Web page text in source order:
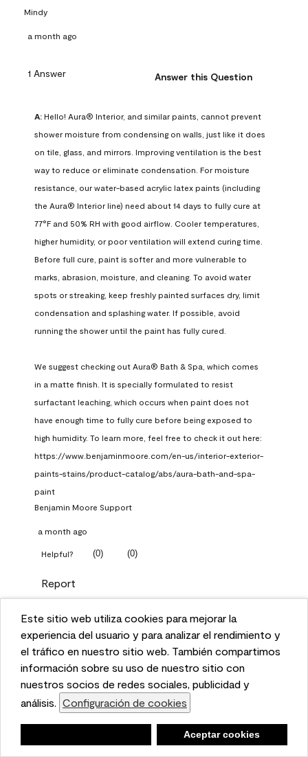
This website uses cookies to enhance user experience
and to analyze performance and traffic on our website.
We also share information about your use of our site
with our social media, advertising, and analytics
partners. Cookie Settings
Accept Cookies
Este sitio web utiliza cookies para mejorar la
experiencia del usuario y para analizar el rendimiento y
el tráfico en nuestro sitio web. También compartimos
información sobre su uso de nuestro sitio con
nuestros socios de redes sociales, publicidad y
análisis. Configuración de cookies
Aceptar cookies
Mindy
a month ago
1 Answer Answer this Question
A: Hello! Aura® Interior, and similar paints, cannot prevent
shower moisture from condensing on walls, just like it does
on tile, glass, and mirrors. Improving ventilation is the best
way to reduce or eliminate condensation. For moisture
resistance, our water-based acrylic latex paints (including
the Aura® Interior line) need about 14 days to fully cure at
77°F and 50% RH with good airflow. Cooler temperatures,
higher humidity, or poor ventilation will extend curing time.
Before full cure, paint is softer and more vulnerable to
marks, abrasion, moisture, and cleaning. To avoid water
spots or streaking, keep freshly painted surfaces dry, limit
condensation and splashing water. If possible, avoid
running the shower until the paint has fully cured.
We suggest checking out Aura® Bath & Spa, which comes
in a matte finish. It is specially formulated to resist
surfactant leaching, which occurs when paint does not
have enough time to fully cure before being exposed to
high humidity. To learn more, feel free to check it out here:
https://www.benjaminmoore.com/en-us/interior-exterior-
paints-stains/product-catalog/abs/aura-bath-and-spa-
paint
Benjamin Moore Support
a month ago
Helpful? (0) (0)
Report
Q: What Aura paint color
should I use in north facing
entryway?
1 Answer